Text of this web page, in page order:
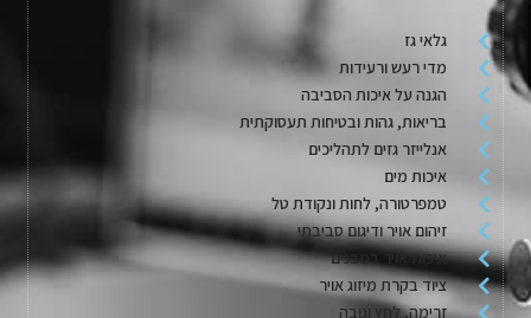
גלאי גז
מדי רעש ורעידות
הגנה על איכות הסביבה
בריאות, גהות ובטיחות תעסוקתית
אנלייזר גזים לתהליכים
איכות מים
טמפרטורה, לחות ונקודת טל
זיהום אויר ודיגום סביבתי
איכות אויר במבנים
ציוד בקרת מיזוג אויר
זרימה, לחץ וגובה